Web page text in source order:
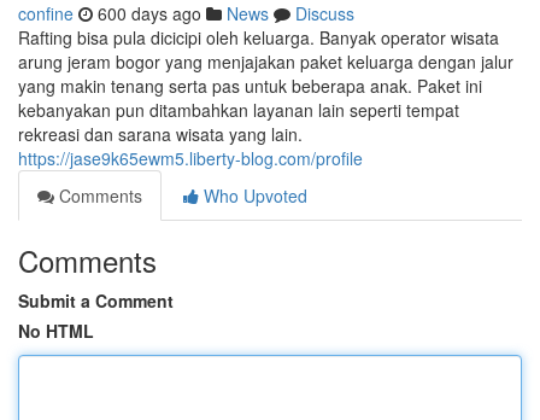
confine 600 days ago News
Discuss
Rafting bisa pula dicicipi oleh keluarga. Banyak operator wisata
arung jeram bogor yang menjajakan paket keluarga dengan jalur
yang makin tenang serta pas untuk beberapa anak. Paket ini
kebanyakan pun ditambahkan layanan lain seperti tempat
rekreasi dan sarana wisata yang lain.
https://jase9k65ewm5.liberty-blog.com/profile
Comments
Who Upvoted
Comments
Submit a Comment
No HTML